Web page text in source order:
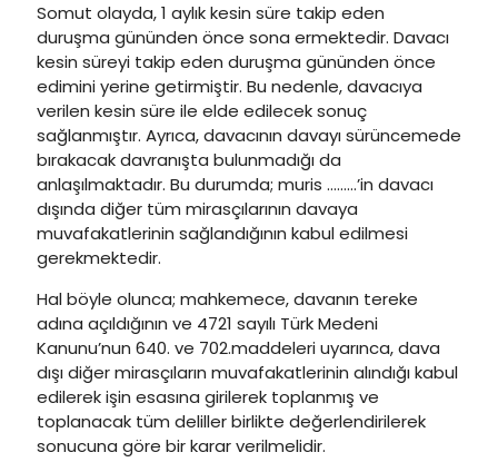
Somut olayda, 1 aylık kesin süre takip eden
duruşma gününden önce sona ermektedir. Davacı
kesin süreyi takip eden duruşma gününden önce
edimini yerine getirmiştir. Bu nedenle, davacıya
verilen kesin süre ile elde edilecek sonuç
sağlanmıştır. Ayrıca, davacının davayı sürüncemede
bırakacak davranışta bulunmadığı da
anlaşılmaktadır. Bu durumda; muris ………’in davacı
dışında diğer tüm mirasçılarının davaya
muvafakatlerinin sağlandığının kabul edilmesi
gerekmektedir.
Hal böyle olunca; mahkemece, davanın tereke
adına açıldığının ve 4721 sayılı Türk Medeni
Kanunu’nun 640. ve 702.maddeleri uyarınca, dava
dışı diğer mirasçıların muvafakatlerinin alındığı kabul
edilerek işin esasına girilerek toplanmış ve
toplanacak tüm deliller birlikte değerlendirilerek
sonucuna göre bir karar verilmelidir.